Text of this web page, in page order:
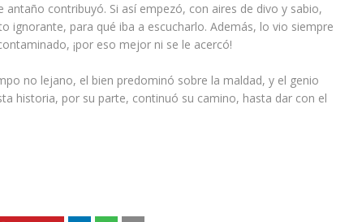
contribuyó. Si así empezó, con aires de divo y sabio,
ignorante, para qué iba a escucharlo. Además, lo vio siempre
¡por eso mejor ni se le acercó!
no lejano, el bien predominó sobre la maldad, y el genio
historia, por su parte, continuó su camino, hasta dar con el